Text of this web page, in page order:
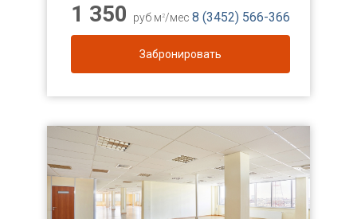
1 350 руб м 2/мес 8 (3452) 566-366
Забронировать